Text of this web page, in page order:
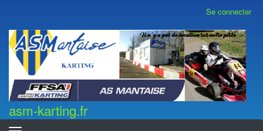
contenu
principal
compte
de
l'utilisateur
Se connecter
asm-karting.fr
asm-karting.fr